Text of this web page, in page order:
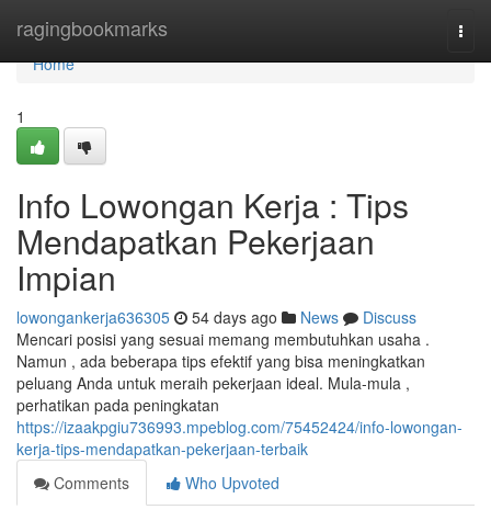
ragingbookmarks
Home
Home
1
Info Lowongan Kerja : Tips
Mendapatkan Pekerjaan
Impian
lowongankerja636305 54 days ago News
Discuss
Mencari posisi yang sesuai memang membutuhkan usaha .
Namun , ada beberapa tips efektif yang bisa meningkatkan
peluang Anda untuk meraih pekerjaan ideal. Mula-mula ,
perhatikan pada peningkatan
https://izaakpgiu736993.mpeblog.com/75452424/info-lowongan-
kerja-tips-mendapatkan-pekerjaan-terbaik
Comments
Who Upvoted